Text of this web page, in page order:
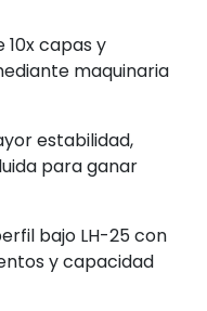
capas y
maquinaria
estabilidad,
para ganar
bajo LH-25 con
y capacidad